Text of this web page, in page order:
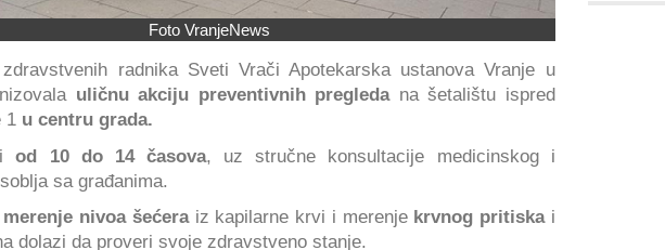
Foto VranjeNews
radnika Sveti Vrači Apotekarska ustanova Vranje u
uličnu akciju preventivnih pregledana šetalištu ispred
1 u centru grada.
od 10 do 14 časova, uz stručne konsultacije medicinskog i
sa građanima.
merenje nivoa šećeraiz kapilarne krvi i merenje krvnog pritiskai
dolazi da proveri svoje zdravstveno stanje.